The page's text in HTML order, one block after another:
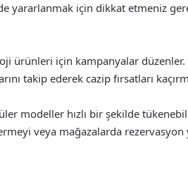
yararlanmak için dikkat etmeniz
ürünleri için kampanyalar düzenler.
takip ederek cazip fırsatları
modeller hızlı bir şekilde
veya mağazalarda rezervasyon